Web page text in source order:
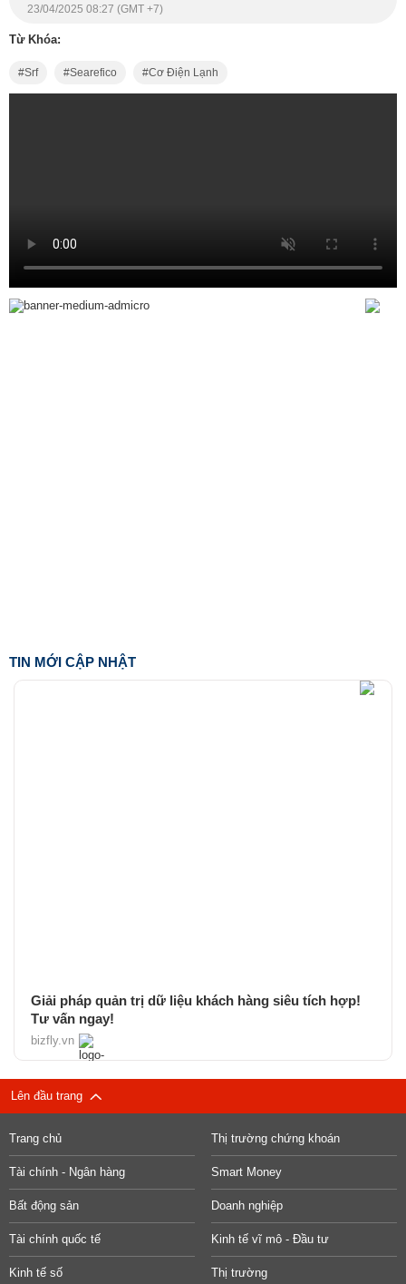
23/04/2025 08:27 (GMT +7)
Từ Khóa:
Srf Searefico Cơ Điện Lạnh
TIN MỚI CẬP NHẬT
Giải pháp quản trị dữ liệu khách hàng siêu tích hợp!
Tư vấn ngay!
bizfly.vn
Lên đầu trang
Trang chủ Thị trường chứng khoán
Tài chính - Ngân hàng Smart Money
Bất động sản Doanh nghiệp
Tài chính quốc tế Kinh tế vĩ mô - Đầu tư
Kinh tế số Thị trường